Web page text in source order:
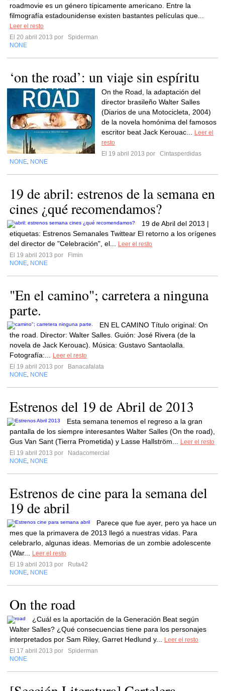
roadmovie es un género típicamente americano. Entre la
filmografía estadounidense existen bastantes películas que...
Leer el resto
El 20 abril 2013 por
Spiderman
NONE
‘on the road’: un viaje sin espíritu
On the Road, la adaptación del
director brasileño Walter Salles
(Diarios de una Motocicleta, 2004)
de la novela homónima del famosos
escritor beat Jack Kerouac...
Leer el
resto
El 19 abril 2013 por
Cintasperdidas
NONE NONE
19 de abril: estrenos de la semana en
cines ¿qué recomendamos?
19 de Abril del 2013 |
etiquetas: Estrenos Semanales Twittear El retorno a los orígenes
del director de "Celebración", el...
Leer el resto
El 19 abril 2013 por
Fimin
NONE NONE
"En el camino"; carretera a ninguna
parte.
EN EL CAMINO Título original: On
the road. Director: Walter Salles. Guión: José Rivera (de la
novela de Jack Kerouac). Música: Gustavo Santaolalla.
Fotografía:...
Leer el resto
El 19 abril 2013 por
Banacafalata
NONE NONE
Estrenos del 19 de Abril de 2013
Esta semana tenemos el regreso a la gran
pantalla de los siempre interesantes Walter Salles (On the road),
Gus Van Sant (Tierra Prometida) y Lasse Hallström...
Leer el resto
El 19 abril 2013 por
Nadacomercial
NONE NONE
Estrenos de cine para la semana del
19 de abril
Parece que fue ayer, pero ya hace un
mes que la primavera de 2013 llegó a nuestras vidas. Para
celebrarlo, algunas ideas. Memorias de un zombie adolescente
(War...
Leer el resto
El 19 abril 2013 por
Ruta42
NONE NONE
On the road
¿Cuál es la aportación de la Generación Beat según
Walter Salles? ¿Qué consecuencias tiene para los personajes
interpretados por Sam Riley, Garret Hedlund y...
Leer el resto
El 17 abril 2013 por
Spiderman
NONE